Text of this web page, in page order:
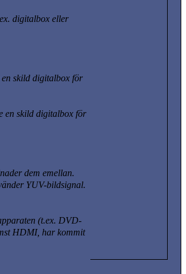
digitalbox eller
skild digitalbox för
en skild digitalbox för
dem emellan.
YUV-bildsignal.
(t.ex. DVD-
HDMI, har kommit